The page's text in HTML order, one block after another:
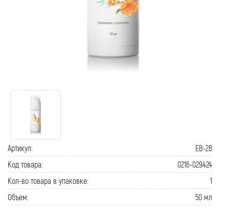
Артикул:
EB-28
Код товара:
0216-029424
Кол-во товара в упаковке:
1
Объем:
50 мл